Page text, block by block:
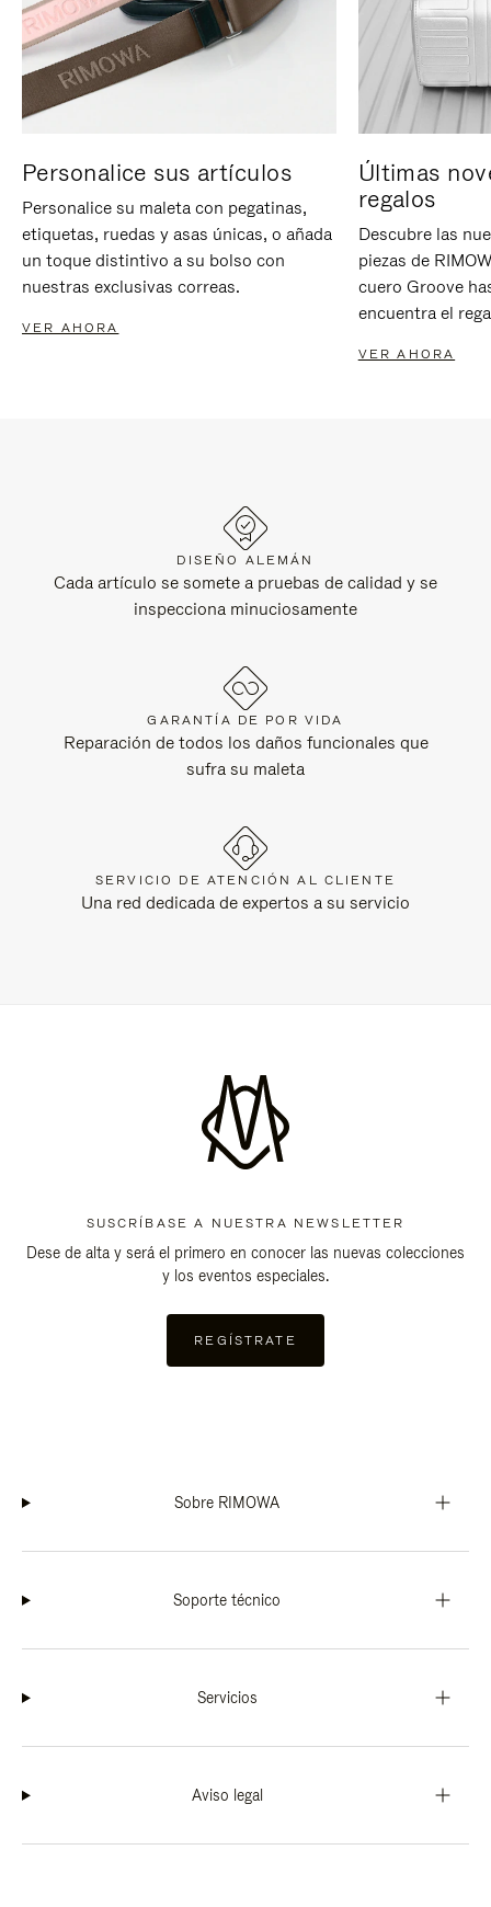
Personalice sus artículos
Personalice su maleta con pegatinas,
etiquetas, ruedas y asas únicas, o añada
un toque distintivo a su bolso con
nuestras exclusivas correas.
VER AHORA
Últimas
regalos
Descubre las
piezas de
cuero Groove
encuentra el
VER AHORA
DISEÑO ALEMÁN
Cada artículo se somete a pruebas de calidad y se
inspecciona minuciosamente
GARANTÍA DE POR VIDA
Reparación de todos los daños funcionales que
sufra su maleta
SERVICIO DE ATENCIÓN AL CLIENTE
Una red dedicada de expertos a su servicio
SUSCRÍBASE A NUESTRA NEWSLETTER
Dese de alta y será el primero en conocer las nuevas colecciones
y los eventos especiales.
REGÍSTRATE
Sobre RIMOWA
Soporte técnico
Servicios
Aviso legal